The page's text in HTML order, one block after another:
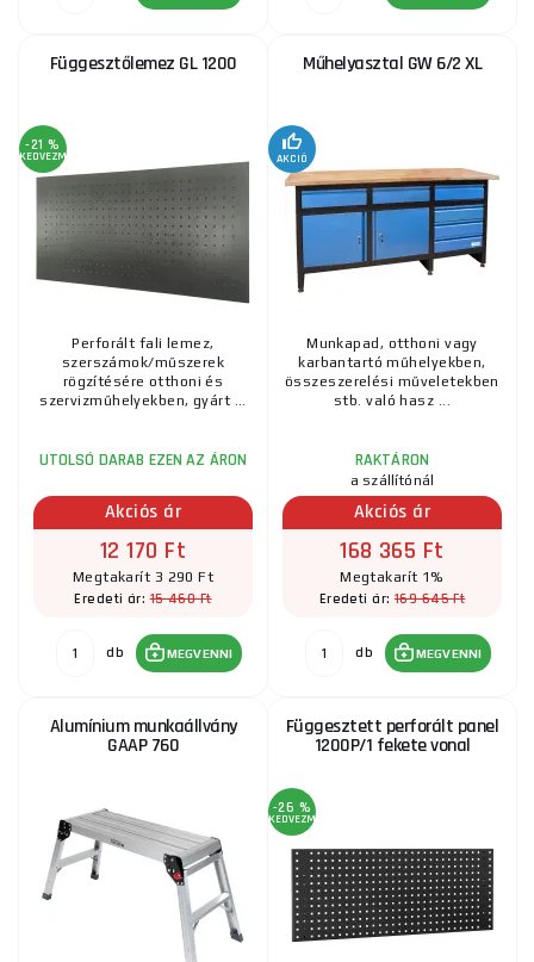
Függesztőlemez GL 1200
-21 %
KEDVEZMÉNY
Perforált fali lemez,
szerszámok/műszerek
rögzítésére otthoni és
szervizműhelyekben, gyárt ...
UTOLSÓ DARAB EZEN AZ ÁRON
Akciós ár
12 170 Ft
Megtakarít 3 290 Ft
Eredeti ár:15 460 Ft
db MEGVENNI
Műhelyasztal GW 6/2 XL
AKCIÓ
Munkapad, otthoni vagy
karbantartó műhelyekben,
összeszerelési műveletekben
stb. való hasz ...
RAKTÁRON
a szállítónál
Akciós ár
168 365 Ft
Megtakarít 1%
Eredeti ár: 169 645 Ft
db MEGVENNI
Alumínium munkaállvány
GAAP 760
Függesztett perforált panel
1200P/1 fekete vonal
-26 %
KEDVEZMÉNY